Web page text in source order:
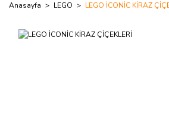
Anasayfa LEGO LEGO İCONİC KİRAZ